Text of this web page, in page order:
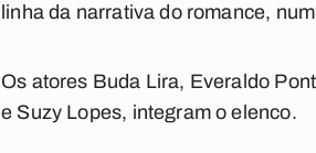
linha da narrativa do romance,
Os atores Buda Lira, Everaldo
e Suzy Lopes, integram o elenco.